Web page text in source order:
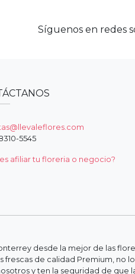
Síguenos en redes
5545
afiliar tu floreria o negocio?
desde la mejor de las
frescas de calidad Premium, no
y ten la seguridad de que